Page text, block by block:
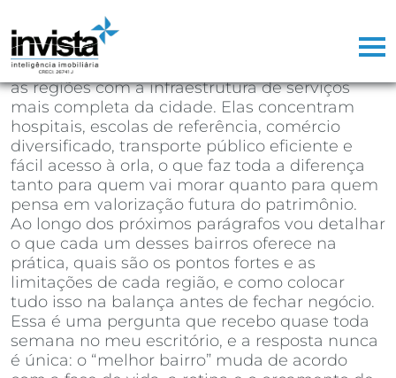
Santos comprar seu próximo imóvel, a
resposta direta é:
Embaré, Aparecida e Ponta da Praia
as regiões com a infraestrutura de serviços
mais completa da cidade. Elas concentram
hospitais, escolas de referência, comércio
diversificado, transporte público eficiente e
fácil acesso à orla, o que faz toda a diferença
tanto para quem vai morar quanto para quem
pensa em valorização futura do patrimônio.
Ao longo dos próximos parágrafos vou detalhar
o que cada um desses bairros oferece na
prática, quais são os pontos fortes e as
limitações de cada região, e como colocar
tudo isso na balança antes de fechar negócio.
Essa é uma pergunta que recebo quase toda
semana no meu escritório, e a resposta nunca
é única: o “melhor bairro” muda de acordo